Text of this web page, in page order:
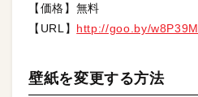
【価格】無料
【URL】 http://goo.by/w8P39M
壁紙を変更する方法